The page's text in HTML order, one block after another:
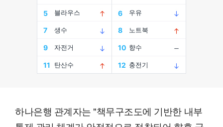
하나은행 관계자는 "책무구조도에 기반한 내부